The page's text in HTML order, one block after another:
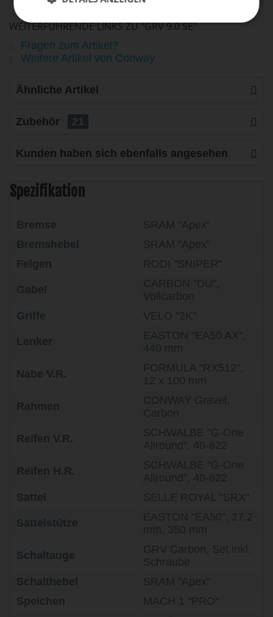
WEITERFÜHRENDE LINKS ZU "GRV 9.0 SE"
Fragen zum Artikel?
Weitere Artikel von Conway
Ähnliche Artikel
Zubehör 21
Kunden haben sich ebenfalls angesehen
Spezifikation
Bremse
SRAM "Apex"
Felgen
RODI "SNIPER"
Griffe
VELO "2K"
Nabe V.R.
FORMULA "RX512",
12 x 100 mm
Reifen V.R.
SCHWALBE "G-One
Allround", 40-622
Sattel
SELLE ROYAL "SRX"
Schaltauge
GRV Carbon, Set inkl.
Schraube
Speichen
MACH 1 "PRO"